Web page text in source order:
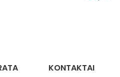
KONTAKTAI